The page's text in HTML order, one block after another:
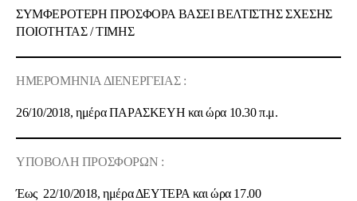
ΣΥΜΦΕΡΟΤΕΡΗ ΠΡΟΣΦΟΡΑ ΒΑΣΕΙ ΒΕΛΤΙΣΤΗΣ ΣΧΕΣΗΣ
ΠΟΙOΤΗΤΑΣ / ΤΙΜΗΣ
ΗΜΕΡΟΜΗΝΙΑ ΔΙΕΝΕΡΓΕΙΑΣ :
26/10/2018, ημέραΠΑΡΑΣΚΕΥΗ και ώρα 10.30 π.μ.
ΥΠΟΒΟΛΗ ΠΡΟΣΦΟΡΩΝ :
Έως 22/10/2018, ημέραΔΕΥΤΕΡΑ και ώρα 17.00